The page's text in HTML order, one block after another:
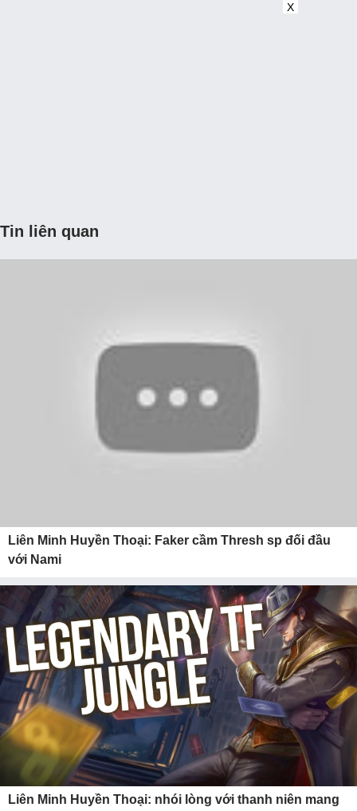
X
Tin liên quan
Liên Minh Huyền Thoại: Faker cầm Thresh sp đối đầu
với Nami
Liên Minh Huyền Thoại: nhói lòng với thanh niên mang